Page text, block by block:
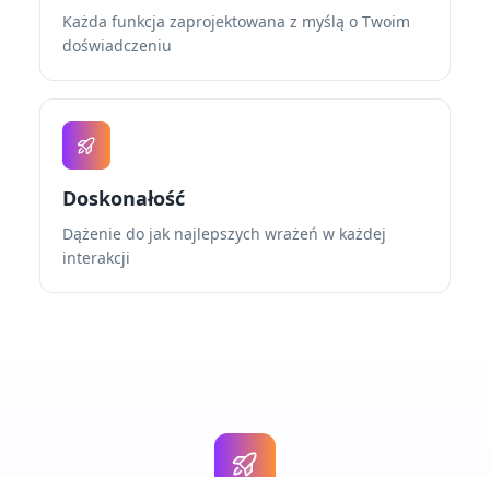
Każda funkcja zaprojektowana z myślą o Twoim
doświadczeniu
Doskonałość
Dążenie do jak najlepszych wrażeń w każdej
interakcji